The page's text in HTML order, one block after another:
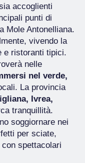
accoglienti
punti di
Mole Antonelliana.
vivendo la
e ristoranti tipici.
nelle
nel verde,
La provincia
Ivrea,
tranquillità.
soggiornare nei
per sciate,
spettacolari